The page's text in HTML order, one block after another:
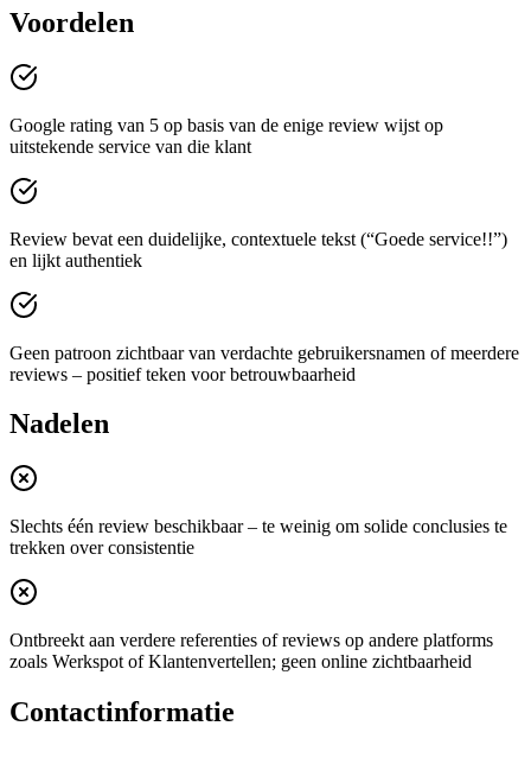
Voordelen
Google rating van 5 op basis van de enige review wijst op
uitstekende service van die klant
Review bevat een duidelijke, contextuele tekst (“Goede service!!”)
en lijkt authentiek
Geen patroon zichtbaar van verdachte gebruikersnamen of meerdere
reviews – positief teken voor betrouwbaarheid
Nadelen
Slechts één review beschikbaar – te weinig om solide conclusies te
trekken over consistentie
Ontbreekt aan verdere referenties of reviews op andere platforms
zoals Werkspot of Klantenvertellen; geen online zichtbaarheid
Contactinformatie